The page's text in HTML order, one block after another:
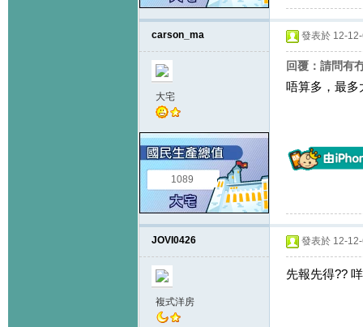
carson_ma
大宅
1089
發表於 12-
回覆：請問有
唔算多，最多
JOVI0426
複式洋房
發表於 12-
先報先得??